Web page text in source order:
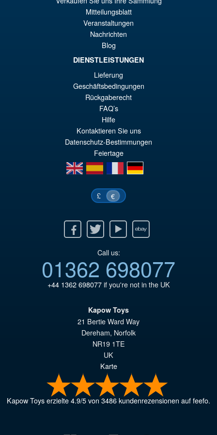
Moderoid RoboCop Model Kit
VORBESTELLUNGEN
Mitteilungsblatt
Veranstaltungen
Nachrichten
Blog
DIENSTLEISTUNGEN
Lieferung
Geschäftsbedingungen
Rückgaberecht
FAQ’s
Hilfe
Kontaktieren Sie uns
Datenschutz-Bestimmungen
Feiertage
en
es fr de
£ €
Twitter Youtube Ebay
Call us:
01362 698077
+44 1362 698077if you're not in the UK
Kapow Toys
21 Bertie Ward Way
Dereham, Norfolk
NR19 1TE
UK
Karte
Kapow Toyserzielte4.9/5von 3486kundenrezensionen auf feefo.